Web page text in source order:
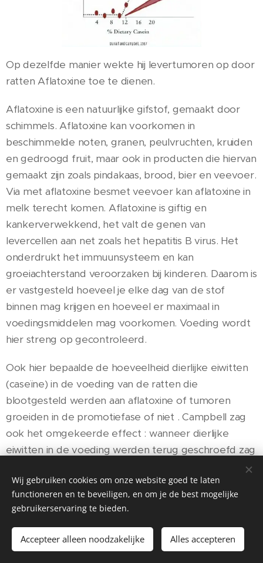
Op dezelfde manier wekte hij levertumoren op door
ratten Aflatoxine toe te dienen.
Aflatoxine is een natuurlijke gifstof, gemaakt door
schimmels. Aflatoxine kan voorkomen in
beschimmelde noten, granen, peulvruchten, kruiden
en gedroogd fruit, maar ook in producten die hiervan
gemaakt zijn zoals pindakaas, brood, bier en veevoer.
Via met aflatoxine besmet veevoer kan aflatoxine in
melk terecht komen. Aflatoxine is giftig en
kankerverwekkend, het valt de genen van
levercellen aan net zoals het hepatitis B virus. Het
onderdrukt het immuunsysteem en kan
groeiachterstand veroorzaken bij kinderen. Daarom is
er vastgesteld hoeveel je elke dag van de stof
binnen mag krijgen en hoeveel er maximaal in
voedingsmiddelen mag voorkomen. Voeding wordt
hier streng op gecontroleerd.
Ook hier bepaalde de hoeveelheid dierlijke eiwitten
(caseïne) in de voeding van de ratten die
blootgesteld werden aan aflatoxine of tumoren
groeiden in de promotiefase of niet . Campbell zag
ook het omgekeerde effect : wanneer dierlijke
eiwitten in de voeding werden terug geschroefd zag
dierlijke eiwitten hervatten de celdelingen . Hij
besloot dat meer of minder dierlijke eiwitten in de
voeding tumorgroei zowel positief als negatief kan
beïnvloeden, niet alleen in de promotiefase maar
ook in de progressiefase van de tumor, wanneer hij in
Wij gebruiken cookies om onze website goed te laten
functioneren en te beveiligen, en om je de best mogelijke
gebruikerservaring te bieden.
Accepteer alleen noodzakelijke Alles accepteren